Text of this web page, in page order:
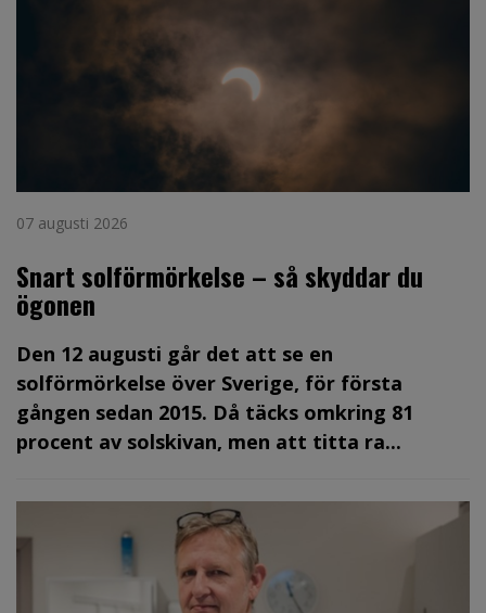
07 augusti 2026
Snart solförmörkelse – så skyddar du
ögonen
Den 12 augusti går det att se en
solförmörkelse över Sverige, för första
gången sedan 2015. Då täcks omkring 81
procent av solskivan, men att titta ra...